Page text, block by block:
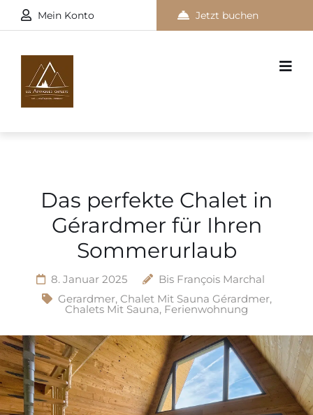
Mein Konto Jetzt buchen
Das perfekte Chalet in
Gérardmer für Ihren
Sommerurlaub
8. Januar 2025 Bis François Marchal
Gerardmer, Chalet Mit Sauna Gérardmer,
Chalets Mit Sauna, Ferienwohnung